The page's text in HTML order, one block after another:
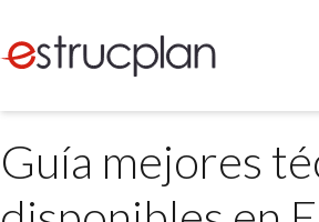
SERVICIOS
Higiene y Seguridad
INGRESAR
Guía mejores